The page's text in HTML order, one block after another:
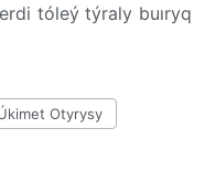
tóleý týraly buıryq
Otyrysy